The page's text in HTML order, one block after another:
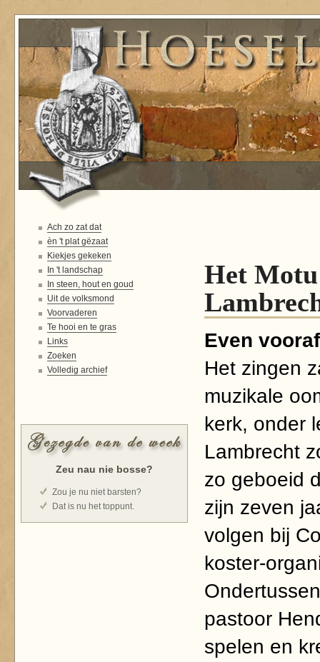
Ach zo zat dat
èn 't plat gëzaat
Kiekjes gekeken
In 't landschap
In steen, hout en goud
Uit de volksmond
Voorvaderen
Te hooi en te gras
Links
Zoeken
Volledig archief
Zeu nau nie bosse?
Zou je nu niet barsten?
Dat is nu het toppunt.
Het
Even
Het zingen
muzikale
kerk, onder
Lambrecht
zo geboeid
zijn zeven
volgen bij
koster-
pastoor
spelen en